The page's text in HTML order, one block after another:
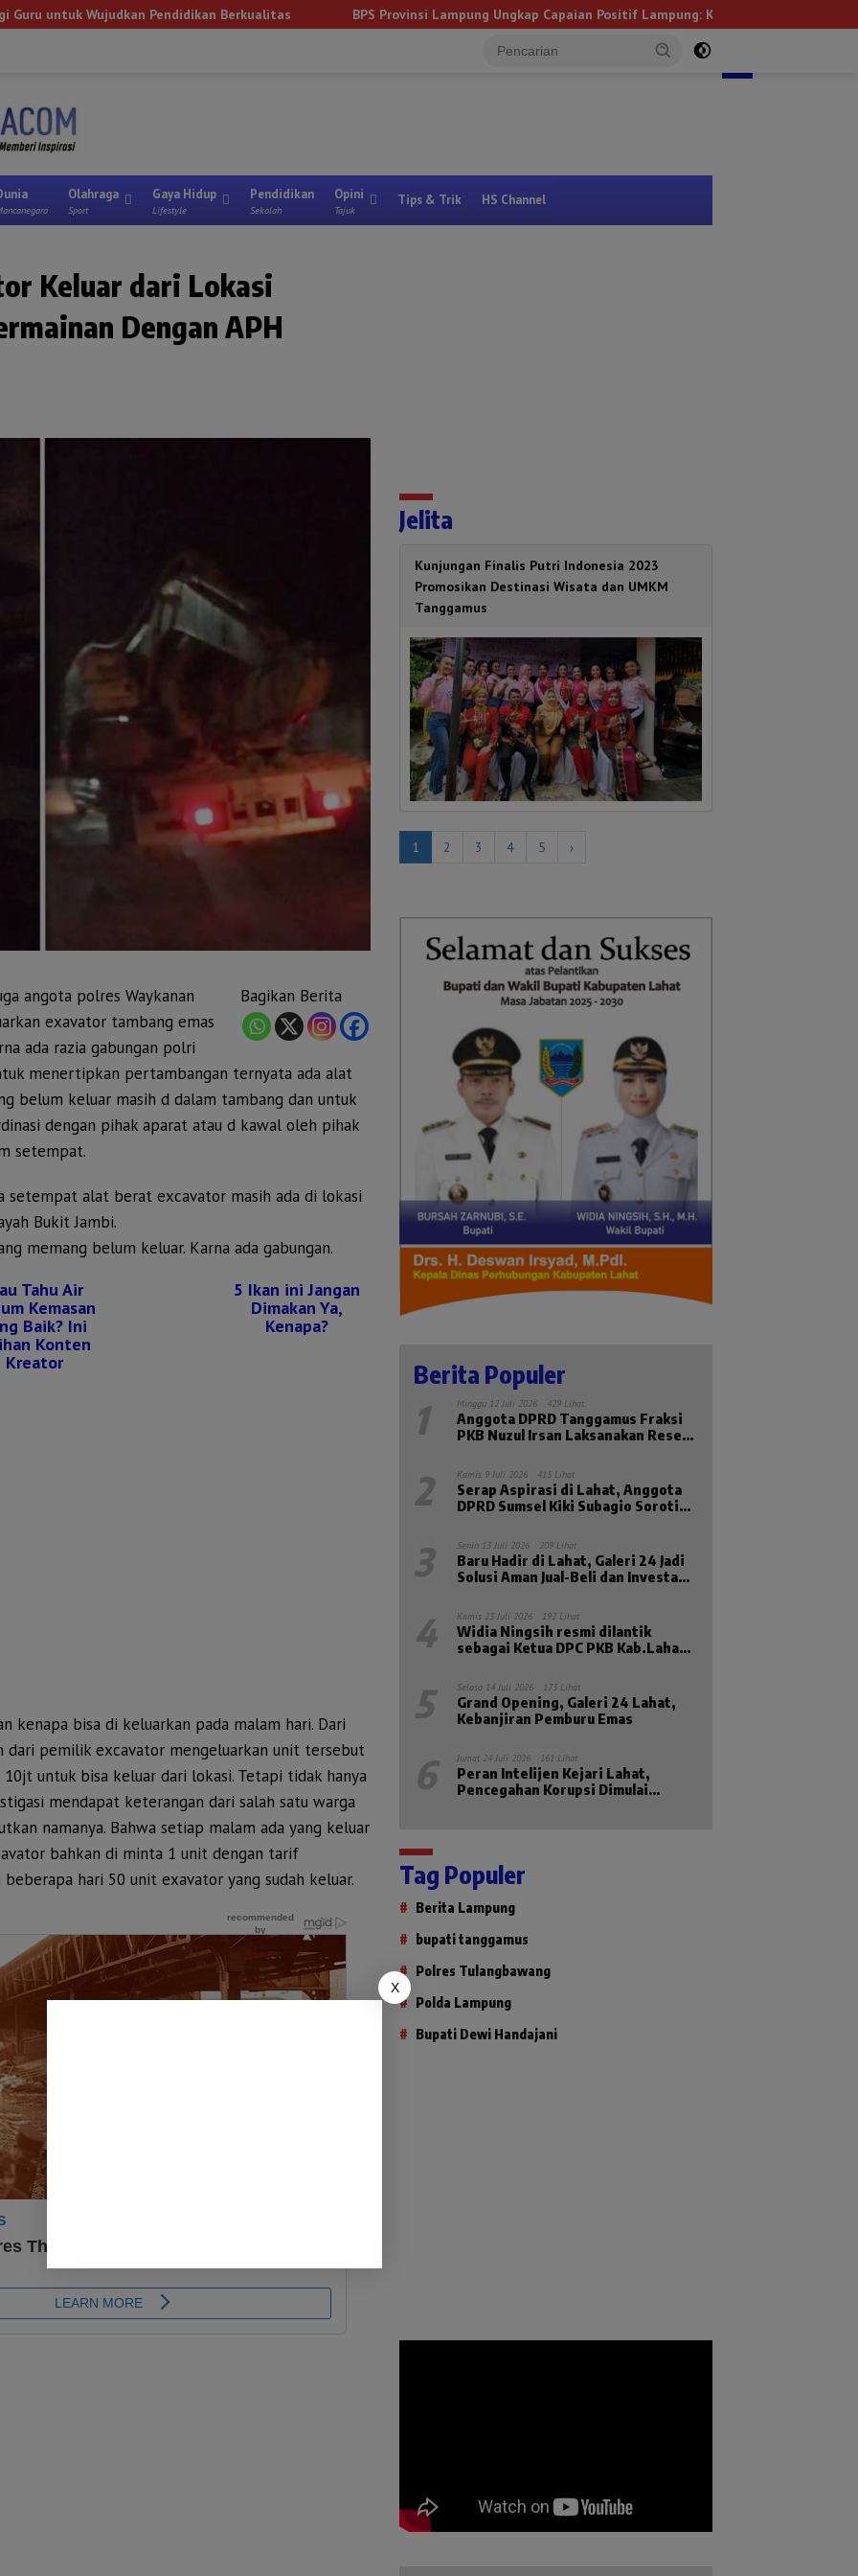
Pendidikan Berkualitas BPS Provinsi Lampung Ungkap Capaian Positif Lampung: Kemiskinan Turun, Inflasi Terkendali, Ekonomi
Olahraga
Sport
Gaya Hidup
Lifestyle
Pendidikan
Sekolah
Opini
Tajuk
Tips & Trik HS Channel
Keluar dari Lokasi
Dengan APH
Bagikan Berita
angota polres Waykanan
exavator tambang emas
ada razia gabungan polri
menertipkan pertambangan ternyata ada alat
belum keluar masih d dalam tambang dan untuk
dengan pihak aparat atau d kawal oleh pihak
setempat.
setempat alat berat excavator masih ada di lokasi
Bukit Jambi.
memang belum keluar. Karna ada gabungan.
Tahu Air
Kemasan
Baik? Ini
Konten
Kreator
5 Ikan ini Jangan
Dimakan Ya,
Kenapa?
kenapa bisa di keluarkan pada malam hari. Dari
dari pemilik excavator mengeluarkan unit tersebut
untuk bisa keluar dari lokasi. Tetapi tidak hanya
mendapat keterangan dari salah satu warga
namanya. Bahwa setiap malam ada yang keluar
bahkan di minta 1 unit dengan tarif
hari 50 unit exavator yang sudah keluar.
Jelita
Kunjungan Finalis Putri Indonesia 2023
Promosikan Destinasi Wisata dan UMKM
Tanggamus
1 2 3 4 5 ›
Berita Populer
1 Minggu 12 Juli 2026 429 Lihat
Anggota DPRD Tanggamus Fraksi
PKB Nuzul Irsan Laksanakan Reses
2 Kamis 9 Juli 2026 415 Lihat
Serap Aspirasi di Lahat, Anggota
DPRD Sumsel Kiki Subagio Soroti
Kesejahteraan Lansia
3 Senin 13 Juli 2026 209 Lihat
Baru Hadir di Lahat, Galeri 24 Jadi
Solusi Aman Jual-Beli dan Investasi
4 Kamis 23 Juli 2026 192 Lihat
Widia Ningsih resmi dilantik
sebagai Ketua DPC PKB Kab.Lahat
5 Selasa 14 Juli 2026 173 Lihat
Grand Opening, Galeri 24 Lahat,
Kebanjiran Pemburu Emas
6 Jumat 24 Juli 2026 161 Lihat
Peran Intelijen Kejari Lahat,
Pencegahan Korupsi Dimulai
Tag Populer
Berita Lampung
bupati tanggamus
Polres Tulangbawang
Polda Lampung
Bupati Dewi Handajani
NEXT
X